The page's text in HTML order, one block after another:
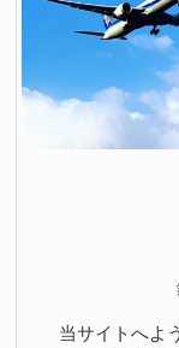
当サイトへよ